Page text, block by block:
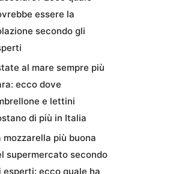
essere la
secondo gli
al mare sempre più
ecco dove
e lettini
di più in Italia
mozzarella più buona
supermercato secondo
esperti: ecco quale ha